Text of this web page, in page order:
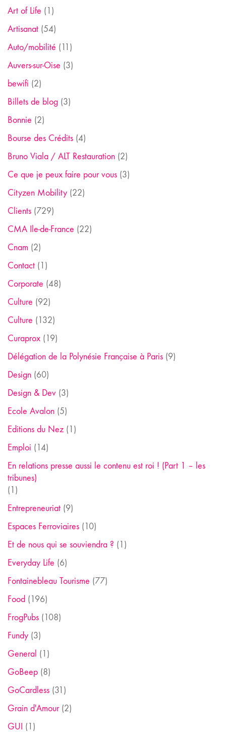
Art of Life (1)
Artisanat (54)
Auto/mobilité (11)
Auvers-sur-Oise (3)
bewifi (2)
Billets de blog (3)
Bonnie (2)
Bourse des Crédits (4)
Bruno Viala / ALT Restauration (2)
Ce que je peux faire pour vous (3)
Cityzen Mobility (22)
Clients (729)
CMA Ile-de-France (22)
Cnam (2)
Contact (1)
Corporate (48)
Culture (92)
Culture (132)
Curaprox (19)
Délégation de la Polynésie Française à Paris (9)
Design (60)
Design & Dev (3)
Ecole Avalon (5)
Editions du Nez (1)
Emploi (14)
En relations presse aussi le contenu est roi ! (Part 1 – les
tribunes)
(1)
Entrepreneuriat (9)
Espaces Ferroviaires (10)
Et de nous qui se souviendra ? (1)
Everyday Life (6)
Fontainebleau Tourisme (77)
Food (196)
FrogPubs (108)
Fundy (3)
General (1)
GoBeep (8)
GoCardless (31)
Grain d'Amour(2)
GUI (1)